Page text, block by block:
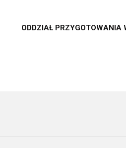
ODDZIAŁ PRZYGOTOWANIA